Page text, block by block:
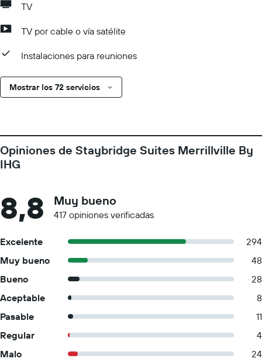
TV
TV por cable o vía satélite
Instalaciones para reuniones
Mostrar los 72 servicios
Opiniones de Staybridge Suites Merrillville By
IHG
8,8 Muy bueno
417 opiniones verificadas
Excelente
294
Muy bueno
48
Bueno
28
Aceptable
8
Pasable
11
Regular
4
Malo
24